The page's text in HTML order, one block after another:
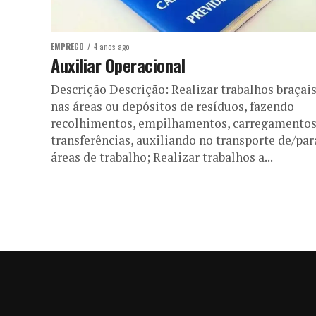
EMPREGO 4 anos ago
Auxiliar Operacional
Descrição Descrição: Realizar trabalhos braçais
nas áreas ou depósitos de resíduos, fazendo
recolhimentos, empilhamentos,
transferências, auxiliando no transporte de/
áreas de trabalho; Realizar trabalhos a...